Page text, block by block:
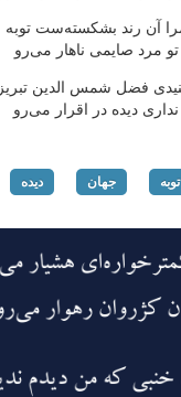
آن رند بشكسته‌ست توبه
تو مرد صایمی ناهار می‌رو
فضل شمس الدین تبریز
نداری دیده در اقرار می‌رو
توبه جهان دیده